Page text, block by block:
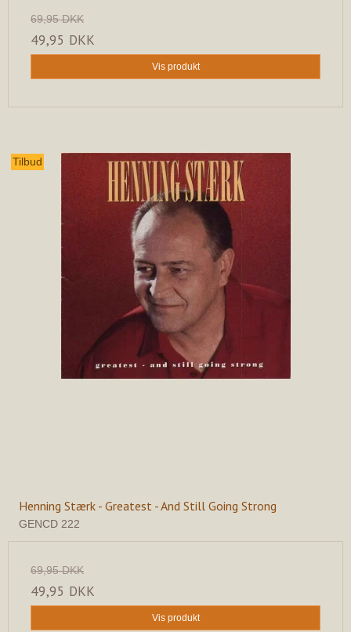
69,95 DKK
49,95 DKK
Vis produkt
Tilbud
Henning Stærk - Greatest - And Still Going Strong
GENCD 222
69,95 DKK
49,95 DKK
Vis produkt